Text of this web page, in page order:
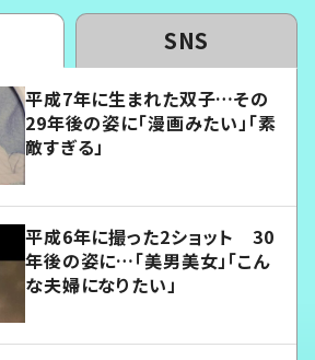
SNS
平成7年に生まれた双子…その
29年後の姿に「漫画みたい」「素
敵すぎる」
平成6年に撮った2ショット 30
年後の姿に…「美男美女」「こん
な夫婦になりたい」